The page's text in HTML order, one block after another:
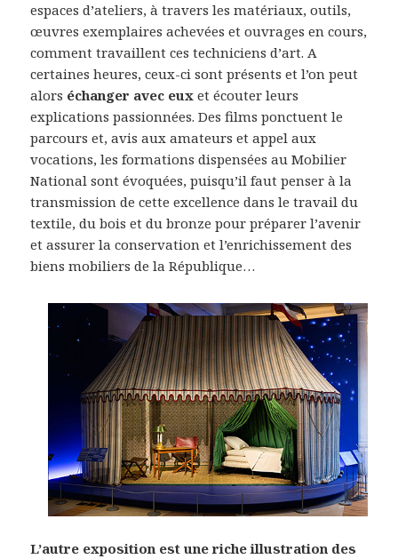
espaces d’ateliers, à travers les matériaux, outils,
œuvres exemplaires achevées et ouvrages en cours,
comment travaillent ces techniciens d’art. A
certaines heures, ceux-ci sont présents et l’on peut
alors échanger avec eux et écouter leurs
explications passionnées. Des films ponctuent le
parcours et, avis aux amateurs et appel aux
vocations, les formations dispensées au Mobilier
National sont évoquées, puisqu’il faut penser à la
transmission de cette excellence dans le travail du
textile, du bois et du bronze pour préparer l’avenir
et assurer la conservation et l’enrichissement des
biens mobiliers de la République…
L’autre exposition est une riche illustration des